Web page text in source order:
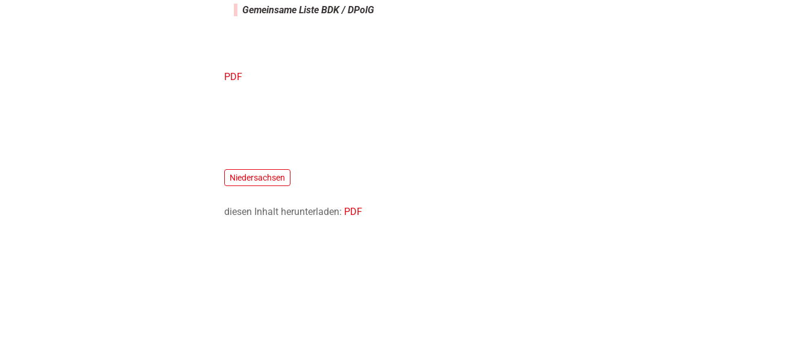
Gemeinsame Liste BDK / DPolG
PDF
Niedersachsen
diesen Inhalt herunterladen: PDF